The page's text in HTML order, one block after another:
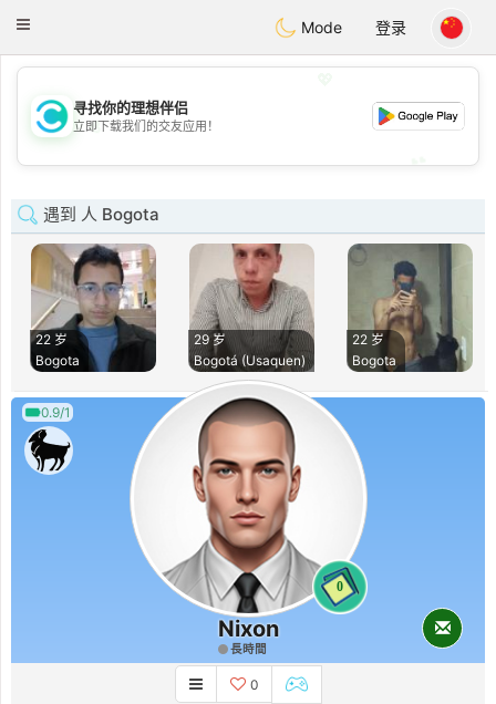
Citas
Toggle
Mode 登录
💖
💕
寻找你的理想伴侣
立即下载我们的交友应用！
遇到 人 Bogota
22 岁
Bogota
29 岁
Bogotá (Usaquen)
22 岁
Bogota
0.9/1
0
Nixon
長時間
0